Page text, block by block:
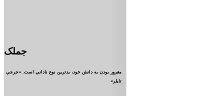
جملک
مغرور بودن به دانش خود، بدترين نوع ناداني است. «جرجي
تايلر»